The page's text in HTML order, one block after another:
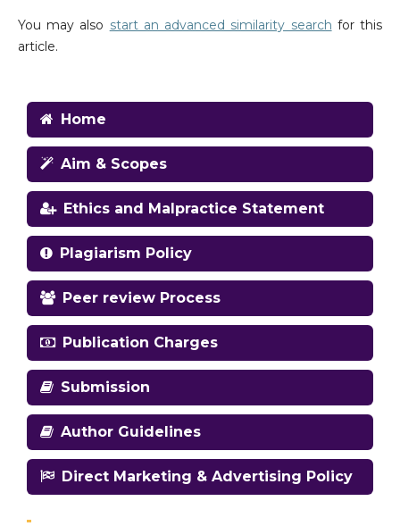
You may also start an advanced similarity search for this
article.
Home
Aim & Scopes
Ethics and Malpractice Statement
Plagiarism Policy
Peer review Process
Publication Charges
Submission
Author Guidelines
Direct Marketing & Advertising Policy